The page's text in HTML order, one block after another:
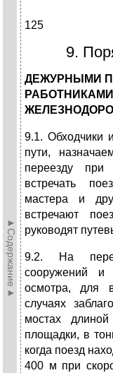
►Содержание►
125
9.
ДЕЖУРНЫМИ
9.1. Обходчики
пути,
переезду
встречать
мастера и
встречают
руководят
9.2. На
сооружений и
осмотра, для
случаях
мостах
площадки, в
когда поезд
400 м при